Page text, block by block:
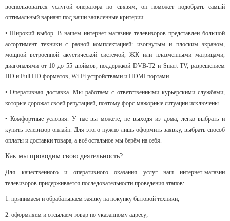
воспользоваться услугой оператора по связям, он поможет подобрать самый
оптимальный вариант под ваши заявленные критерии.
• Широкий выбор. В нашем интернет-магазине телевизоров представлен большой
ассортимент техники с разной комплектацией: изогнутым и плоским экраном,
мощной встроенной акустической системой, ЖК или плазменными матрицами,
диагоналями от 10 до 55 дюймов, поддержкой DVB-Т2 и Smart TV, разрешением
HD и Full HD форматов, Wi-Fi устройствами и HDMI портами.
• Оперативная доставка. Мы работаем с ответственными курьерскими службами,
которые дорожат своей репутацией, поэтому форс-мажорные ситуации исключены.
• Комфортные условия. У нас вы можете, не выходя из дома, легко выбрать и
купить телевизор онлайн. Для этого нужно лишь оформить заявку, выбрать способ
оплаты и доставки товара, а всё остальное мы берём на себя.
Как мы проводим свою деятельность?
Для качественного и оперативного оказания услуг наш интернет-магазин
телевизоров придерживается последовательности проведения этапов:
1. принимаем и обрабатываем заявку на покупку бытовой техники;
2. оформляем и отсылаем товар по указанному адресу;